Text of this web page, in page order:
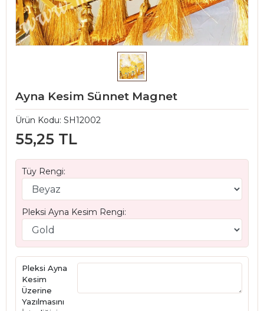
Ayna Kesim Sünnet Magnet
Ürün Kodu: SH12002
55,25 TL
Tüy Rengi:
Pleksi Ayna Kesim Rengi:
Pleksi Ayna
Kesim
Üzerine
Yazılmasını